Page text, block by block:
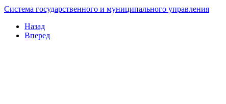
Система государственного и муниципального управления
Назад
Вперед